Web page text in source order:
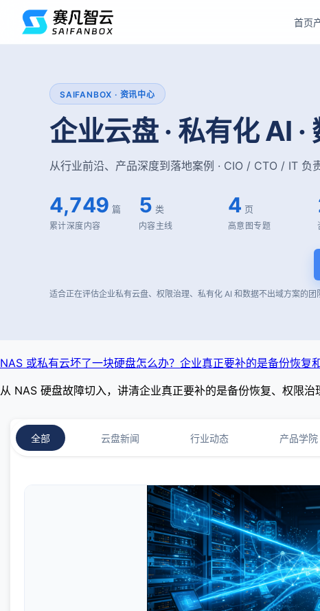
首页
SAIFANBOX · 资讯中心
企业云盘 · 私有化 AI ·
从行业前沿、产品深度到落地案例 · CIO / CTO / IT 负
4,749 篇
累计深度内容
5 类
内容主线
4 页
高意图专题
适合正在评估企业私有云盘、权限治理、私有化 AI 和数据不出域方案的团
NAS 或私有云坏了一块硬盘怎么办？企业真正要补的是备份恢复
从 NAS 硬盘故障切入，讲清企业真正要补的是备份恢复、权限
全部 云盘新闻 行业动态 产品学院